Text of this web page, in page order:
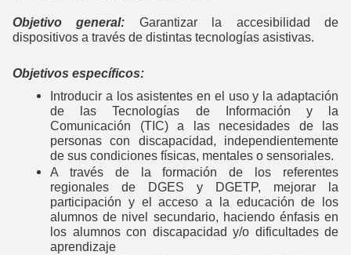
Objetivo general: Garantizar la accesibilidad de
dispositivos a través de distintas tecnologías asistivas.
Objetivos específicos:
Introducir a los asistentes en el uso y la adaptación
de las Tecnologías de Información y la
Comunicación (TIC) a las necesidades de las
personas con discapacidad, independientemente
de sus condiciones físicas, mentales o sensoriales.
A través de la formación de los referentes
regionales de DGES y DGETP, mejorar la
participación y el acceso a la educación de los
alumnos de nivel secundario, haciendo énfasis en
los alumnos con discapacidad y/o dificultades de
aprendizaje